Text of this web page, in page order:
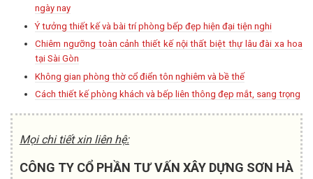
ngày nay
Ý tưởng thiết kế và bài trí phòng bếp đẹp hiện đại tiện nghi
Chiêm ngưỡng toàn cảnh thiết kế nội thất biệt thự lâu đài xa hoa
tại Sài Gòn
Không gian phòng thờ cổ điển tôn nghiêm và bề thế
Cách thiết kế phòng khách và bếp liên thông đẹp mắt, sang trọng
Mọi chi tiết xin liên hệ:
CÔNG TY CỔ PHẦN TƯ VẤN XÂY DỰNG SƠN HÀ